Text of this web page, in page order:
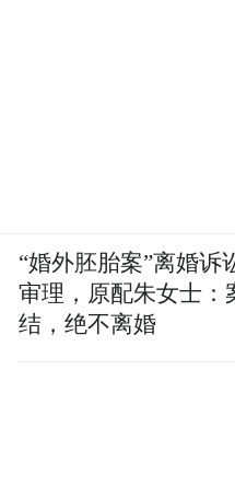
“婚外胚胎案”离婚诉
审理，原配朱女士：
结，绝不离婚